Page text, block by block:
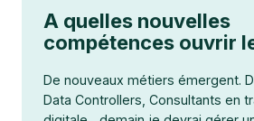
A quelles nouvelles
compétences ouvrir
De nouveaux métiers émergent.
Data Controllers, Consultants en